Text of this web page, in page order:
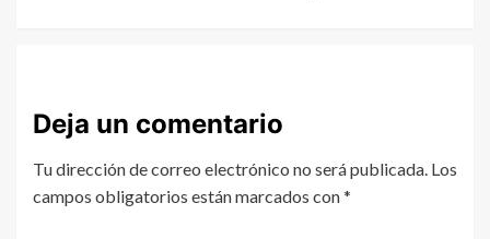
Deja un comentario
Tu dirección de correo electrónico no será publicada. Los
campos obligatorios están marcados con*